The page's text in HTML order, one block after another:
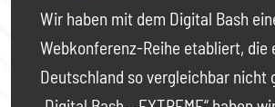
Wir haben mit dem Digital Bash
Webkonferenz-Reihe etabliert, die
Deutschland so vergleichbar nicht